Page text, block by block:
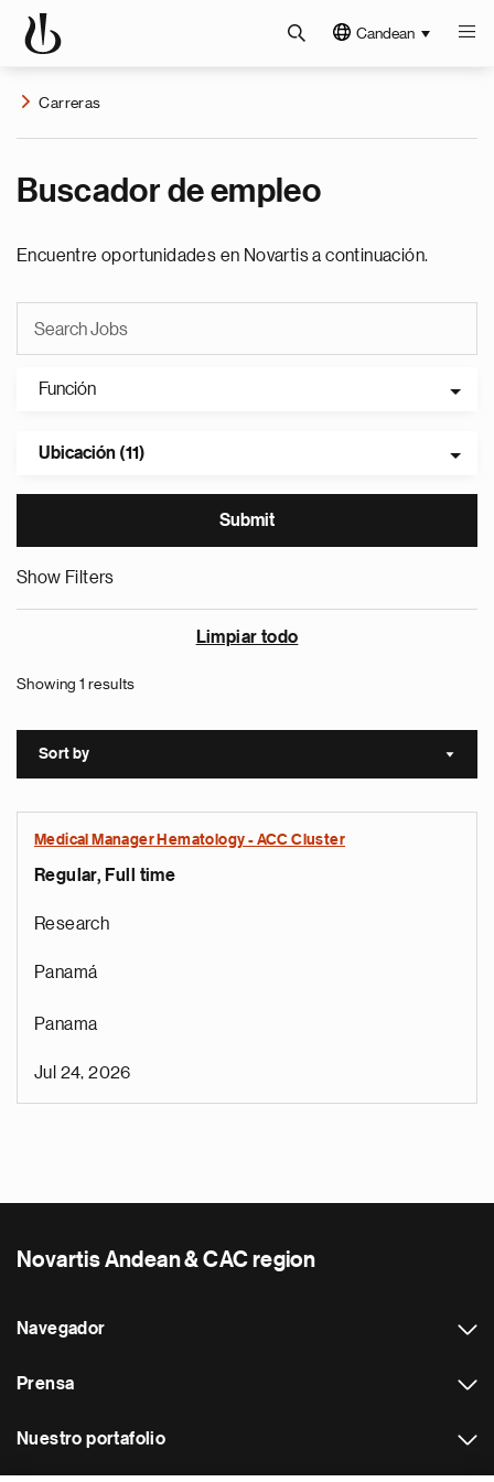
Candean
Carreras
Buscador de empleo
Encuentre oportunidades en Novartis a continuación.
Función
Ubicación (11)
Show Filters
Limpiar todo
Showing 1 results
Sort by Sort
Medical Manager Hematology - ACC Cluster
Regular, Full time
Research
Panamá
Panama
Jul 24, 2026
Novartis Andean & CAC region
Navegador
Prensa
Nuestro portafolio